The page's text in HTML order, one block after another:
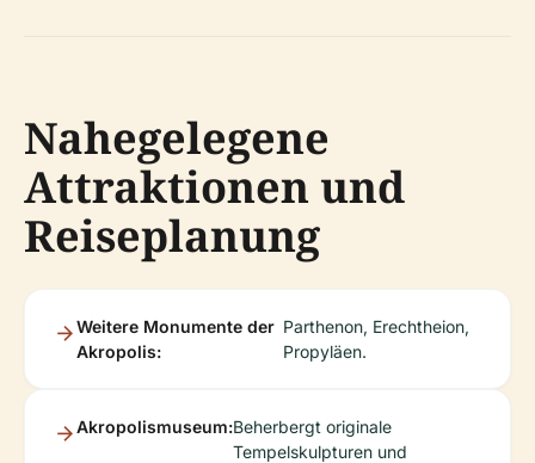
Nahegelegene
Attraktionen und
Reiseplanung
Weitere Monumente der
Akropolis:
Parthenon, Erechtheion,
Propyläen.
Akropolismuseum:Beherbergt originale
Tempelskulpturen und